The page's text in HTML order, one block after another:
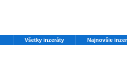
Všetky inzeráty Najnovšie